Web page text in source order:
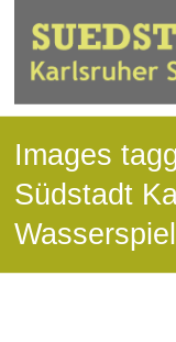
Images
Südstadt